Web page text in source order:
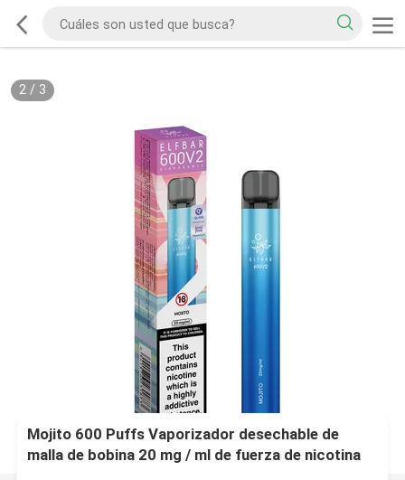
2/ 3
Mojito 600 Puffs Vaporizador desechable de
malla de bobina 20 mg / ml de fuerza de nicotina